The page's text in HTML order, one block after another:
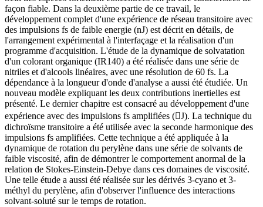
façon fiable. Dans la deuxième partie de ce travail, le
développement complet d'une expérience de réseau transitoire avec
des impulsions fs de faible energie (nJ) est décrit en détails, de
l'arrangement expérimental à l'interfaçage et la réalisation d'un
programme d'acquisition. L'étude de la dynamique de solvatation
d'un colorant organique (IR140) a été réalisée dans une série de
nitriles et d'alcools linéaires, avec une résolution de 60 fs. La
dépendance à la longueur d'onde d'analyse a aussi été étudiée. Un
nouveau modèle expliquant les deux contributions inertielles est
présenté. Le dernier chapitre est consacré au développement d'une
expérience avec des impulsions fs amplifiées (J). La technique du
dichroïsme transitoire a été utilisée avec la seconde harmonique des
impulsions fs amplifiées. Cette technique a été appliquée à la
dynamique de rotation du perylène dans une série de solvants de
faible viscosité, afin de démontrer le comportement anormal de la
relation de Stokes-Einstein-Debye dans ces domaines de viscosité.
Une telle étude a aussi été réalisée sur les dérivés 3-cyano et 3-
méthyl du perylène, afin d'observer l'influence des interactions
solvant-soluté sur le temps de rotation.